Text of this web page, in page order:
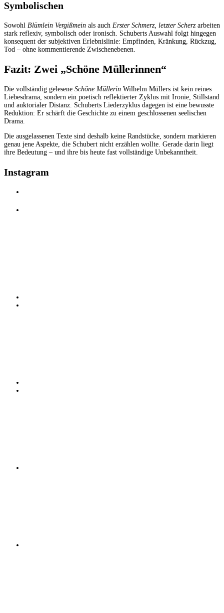
Symbolischen
Sowohl Blümlein Vergißmein als auch Erster Schmerz, letzter Scherzarbeiten
stark reflexiv, symbolisch oder ironisch. Schuberts Auswahl folgt hingegen
konsequent der subjektiven Erlebnislinie: Empfinden, Kränkung, Rückzug,
Tod – ohne kommentierende Zwischenebenen.
Fazit: Zwei „Schöne Müllerinnen“
Die vollständig gelesene Schöne Müllerin Wilhelm Müllers ist kein reines
Liebesdrama, sondern ein poetisch reflektierter Zyklus mit Ironie, Stillstand
und auktorialer Distanz. Schuberts Liederzyklus dagegen ist eine bewusste
Reduktion: Er schärft die Geschichte zu einem geschlossenen seelischen
Drama.
Die ausgelassenen Texte sind deshalb keine Randstücke, sondern markieren
genau jene Aspekte, die Schubert nicht erzählen wollte. Gerade darin liegt
ihre Bedeutung – und ihre bis heute fast vollständige Unbekanntheit.
Instagram